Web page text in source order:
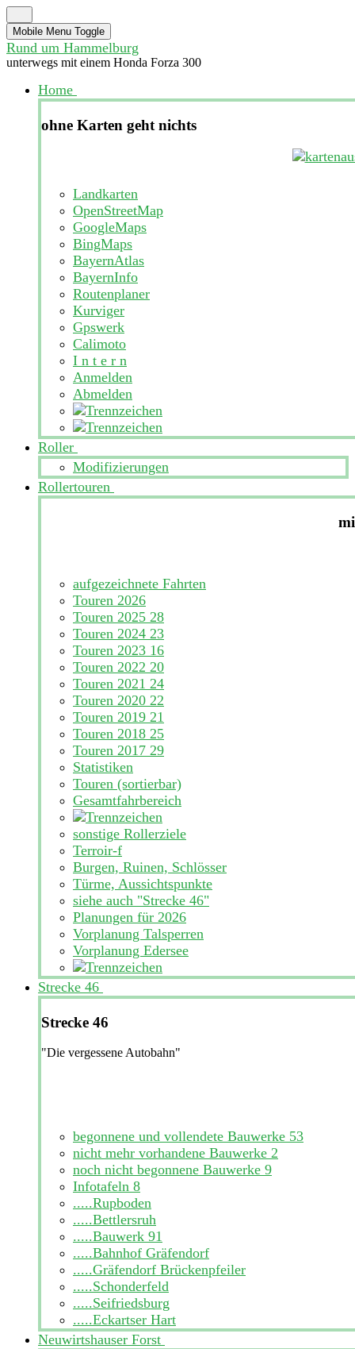
Mobile Menu Toggle
Rund um Hammelburg
unterwegs mit einem Honda Forza 300
Home
ohne Karten geht nichts
Landkarten
OpenStreetMap
GoogleMaps
BingMaps
BayernAtlas
BayernInfo
Routenplaner
Kurviger
Gpswerk
Calimoto
I n t e r n
Anmelden
Abmelden
Roller
Modifizierungen
Rollertouren
aufgezeichnete Fahrten
Touren 2026
Touren 2025 28
Touren 2024 23
Touren 2023 16
Touren 2022 20
Touren 2021 24
Touren 2020 22
Touren 2019 21
Touren 2018 25
Touren 2017 29
Statistiken
Touren (sortierbar)
Gesamtfahrbereich
sonstige Rollerziele
Terroir-f
Burgen, Ruinen, Schlösser
Türme, Aussichtspunkte
siehe auch "Strecke 46"
Planungen für 2026
Vorplanung Talsperren
Vorplanung Edersee
Strecke 46
Strecke 46
"Die vergessene Autobahn"
begonnene und vollendete Bauwerke 53
nicht mehr vorhandene Bauwerke 2
noch nicht begonnene Bauwerke 9
Infotafeln 8
.....Rupboden
.....Bettlersruh
.....Bauwerk 91
.....Bahnhof Gräfendorf
.....Gräfendorf Brückenpfeiler
.....Schonderfeld
.....Seifriedsburg
.....Eckartser Hart
Neuwirtshauser Forst